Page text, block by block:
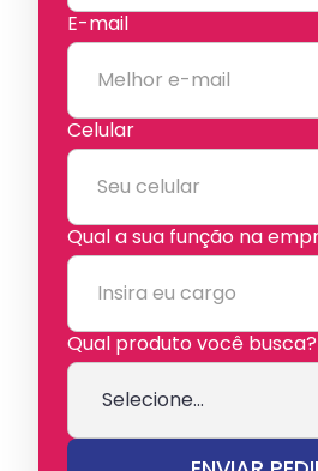
E-mail
Celular
Qual a sua função na
Qual produto você